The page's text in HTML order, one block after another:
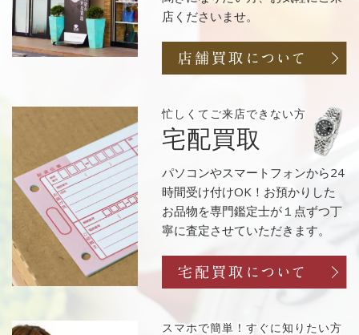
店くださいませ。
忙しくてご来店できない方
宅配買取
パソコンやスマートフォンから24
時間受け付けOK！お預かりした
お品物を専門鑑定士が１点ずつ丁
寧に査定させていただきます。
スマホで簡単！ すぐに知りたい方